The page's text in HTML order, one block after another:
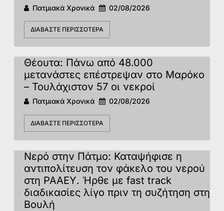
Πατμιακά Χρονικά 02/08/2026
ΔΙΑΒΆΣΤΕ ΠΕΡΙΣΣΌΤΕΡΑ
Θέουτα: Πάνω από 48.000
μετανάστες επέστρεψαν στο Μαρόκο
– Τουλάχιστον 57 οι νεκροί
Πατμιακά Χρονικά 02/08/2026
ΔΙΑΒΆΣΤΕ ΠΕΡΙΣΣΌΤΕΡΑ
Νερό στην Πάτμο: Καταψήφισε η
αντιπολίτευση τον φάκελο του νερού
στη ΡΑΑΕΥ. Ήρθε με fast track
διαδικασίες λίγο πριν τη συζήτηση στη
Βουλή